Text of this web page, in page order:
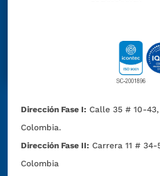
Dirección Fase I: Calle 35 # 10-
Colombia.
Dirección Fase II: Carrera 11 # 34-
Colombia